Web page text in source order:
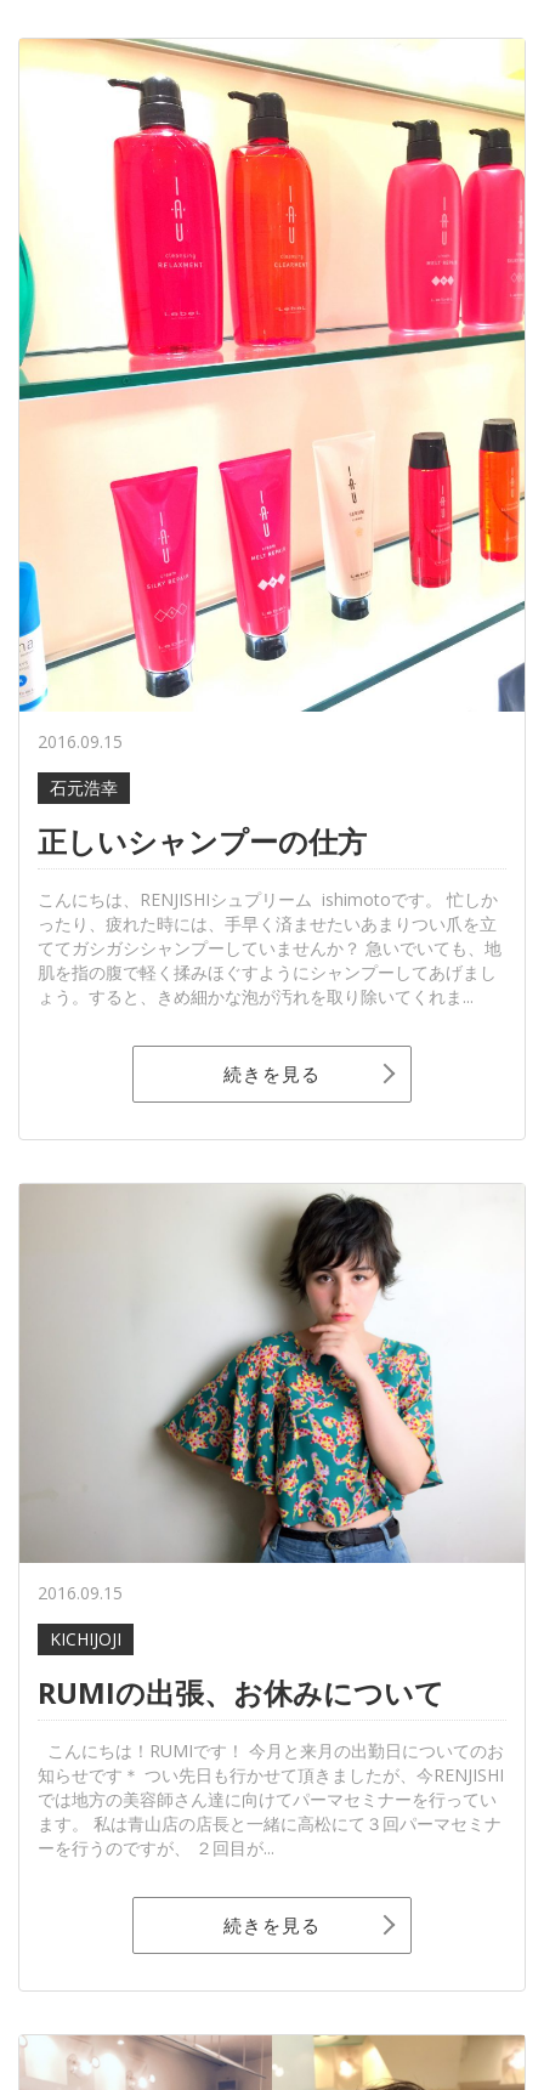
2016.09.15
石元浩幸
正しいシャンプーの仕方
こんにちは、RENJISHIシュプリーム ishimotoです。 忙しか
ったり、疲れた時には、手早く済ませたいあまりつい爪を立
ててガシガシシャンプーしていませんか？ 急いでいても、地
肌を指の腹で軽く揉みほぐすようにシャンプーしてあげまし
ょう。すると、きめ細かな泡が汚れを取り除いてくれま...
続きを見る
2016.09.15
KICHIJOJI
RUMIの出張、お休みについて
こんにちは！RUMIです！ 今月と来月の出勤日についてのお
知らせです＊ つい先日も行かせて頂きましたが、今RENJISHI
では地方の美容師さん達に向けてパーマセミナーを行ってい
ます。 私は青山店の店長と一緒に高松にて３回パーマセミナ
ーを行うのですが、 ２回目が...
続きを見る